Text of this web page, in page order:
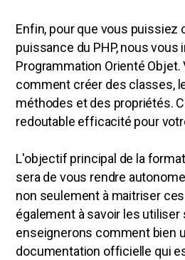
Enfin, pour que vous puissiez
puissance du PHP, nous vous
Programmation Orienté
comment créer des classes,
méthodes et des propriétés.
redoutable efficacité pour
L'objectif principal de la
sera de vous rendre
non seulement à maitriser
également à savoir les utiliser
enseignerons comment bien
documentation officielle qui